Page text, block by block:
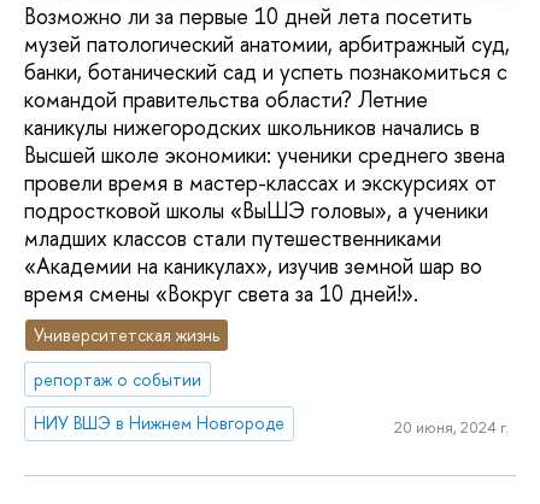
Возможно ли за первые 10 дней лета посетить
музей патологический анатомии, арбитражный суд,
банки, ботанический сад и успеть познакомиться с
командой правительства области? Летние
каникулы нижегородских школьников начались в
Высшей школе экономики: ученики среднего звена
провели время в мастер-классах и экскурсиях от
подростковой школы «ВыШЭ головы», а ученики
младших классов стали путешественниками
«Академии на каникулах», изучив земной шар во
время смены «Вокруг света за 10 дней!».
Университетская жизнь
репортаж о событии
НИУ ВШЭ в Нижнем Новгороде
20 июня, 2024 г.